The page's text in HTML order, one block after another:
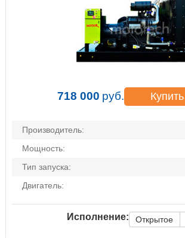
718 000 руб. Купить
Производитель:
Мощность:
Тип запуска:
Двигатель:
Исполнение: Открытое